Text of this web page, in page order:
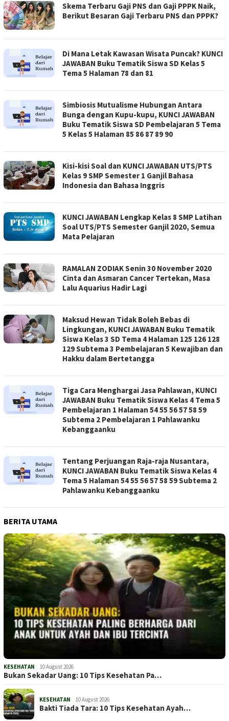
Skema Terbaru Gaji PNS dan Gaji PPPK Naik,
Berikut Besaran Gaji Terbaru PNS dan PPPK?
Di Mana Letak Kawasan Wisata Puncak? KUNCI
JAWABAN Buku Tematik Siswa SD Kelas 5
Tema 5 Halaman 78 dan 81
Simbiosis Mutualisme Hubungan Antara
Bunga dengan Kupu-kupu, KUNCI JAWABAN
Buku Tematik Siswa SD Pembelajaran 5 Tema
5 Kelas 5 Halaman 85 86 87 89 90
Kisi-kisi Soal dan KUNCI JAWABAN UTS/PTS
Kelas 9 SMP Semester 1 Ganjil Bahasa
Indonesia dan Bahasa Inggris
KUNCI JAWABAN Lengkap Kelas 8 SMP Latihan
Soal UTS/PTS Semester Ganjil 2020, Semua
Mata Pelajaran
RAMALAN ZODIAK Senin 30 November 2020
Cinta dan Asmaran Cancer Tertekan, Masa
Lalu Aquarius Hadir Lagi
Maksud Hewan Tidak Boleh Bebas di
Lingkungan, KUNCI JAWABAN Buku Tematik
Siswa Kelas 3 SD Tema 4 Halaman 125 126 128
129 Subtema 3 Pembelajaran 5 Kewajiban dan
Hakku dalam Bertetangga
Tiga Cara Menghargai Jasa Pahlawan, KUNCI
JAWABAN Buku Tematik Siswa Kelas 4 Tema 5
Pembelajaran 1 Halaman 54 55 56 57 58 59
Subtema 2 Pembelajaran 1 Pahlawanku
Kebanggaanku
Tentang Perjuangan Raja-raja Nusantara,
KUNCI JAWABAN Buku Tematik Siswa Kelas 4
Tema 5 Halaman 54 55 56 57 58 59 Subtema 2
Pahlawanku Kebanggaanku
BERITA UTAMA
KESEHATAN 10 August 2026
Bukan Sekadar Uang: 10 Tips Kesehatan Pa…
KESEHATAN 10 August 2026
Bakti Tiada Tara: 10 Tips Kesehatan Ayah…